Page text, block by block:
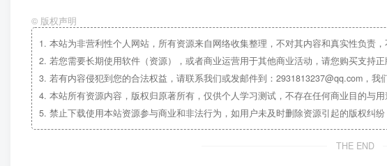
© 版权声明
1. 本站为非营利性个人网站，所有资源来自网络收集整理，不对其内容和真实性负责，
2. 若您需要长期使用软件（资源），或者商业运营用于其他商业活动，请您购买支持正
3. 若有内容侵犯到您的合法权益，请联系我们或发邮件到：2931813237@qq.com，我
4. 本站所有资源内容，版权归原著所有，仅供个人学习测试，不存在任何商业目的与用
5. 禁止下载使用本站资源参与商业和非法行为，如用户未及时删除资源引起的版权纠
THE END